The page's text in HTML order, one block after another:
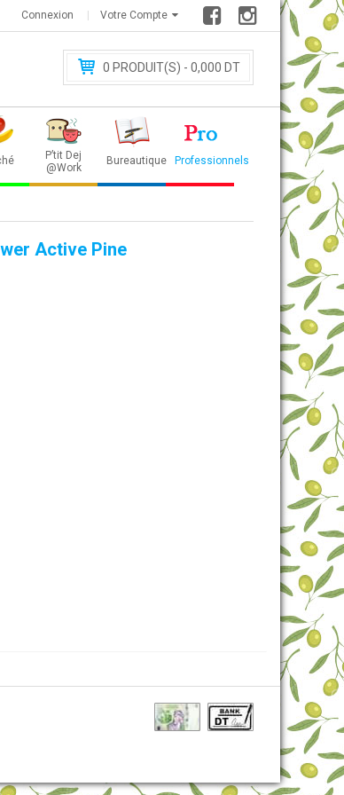
Votre Compte
Connexion
0 PRODUIT(S) - 0,000 DT
P’tit Dej
@Work
Bureautique Professionnels
Active Pine